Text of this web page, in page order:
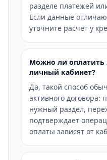
разделе платежей
Если данные
уточните расчет у
Можно ли оплатить
личный кабинет?
Да, такой способ
активного договора:
нужный раздел,
подтверждает
оплаты зависят от